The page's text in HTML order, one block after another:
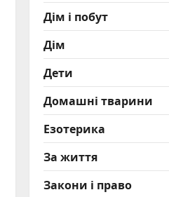
Дім і побут
Дім
Дети
Домашні тварини
Езотерика
За життя
Закони і право